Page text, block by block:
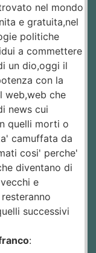
nel mondo
e gratuita,nel
politiche
a commettere
un dio,oggi il
con la
web,web che
news cui
quelli morti o
camuffata da
cosi' perche'
diventano di
e
successivi
: